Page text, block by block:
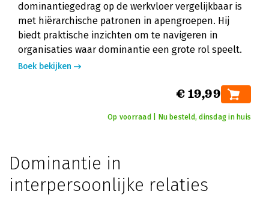
dominantiegedrag op de werkvloer vergelijkbaar is
met hiërarchische patronen in apengroepen. Hij
biedt praktische inzichten om te navigeren in
organisaties waar dominantie een grote rol speelt.
Boek bekijken
€ 19,99
Op voorraad | Nu besteld, dinsdag in huis
Dominantie in
interpersoonlijke relaties